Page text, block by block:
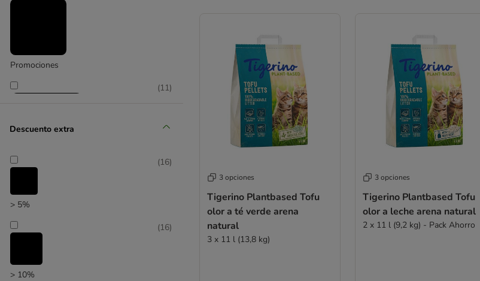
Promociones
(11)
Descuento extra
> 5%
(16)
> 10%
(16)
3 opciones
Tigerino Plantbased Tofu
olor a té verde arena
natural
3 x 11 l (13,8 kg)
3 opciones
Tigerino Plantbased Tofu
olor a leche arena natural
2 x 11 l (9,2 kg) - Pack Ahorro